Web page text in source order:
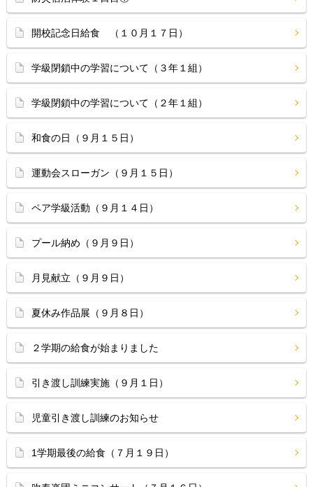
開校記念日給食 （１０月１７日）
学級閉鎖中の学習について（３年１組）
学級閉鎖中の学習について（２年１組）
和食の日（９月１５日）
運動会スローガン（９月１５日）
ペア学級活動（９月１４日）
プール納め（９月９日）
月見献立（９月９日）
夏休み作品展（９月８日）
２学期の給食が始まりました
引き渡し訓練実施（９月１日）
児童引き渡し訓練のお知らせ
1学期最後の給食（７月１９日）